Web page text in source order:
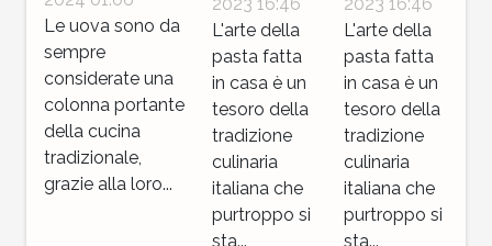
Sorprendere
i Tuoi Ospiti
Le uova sono da
sempre
considerate una
colonna portante
della cucina
tradizionale,
grazie alla loro...
fatta in
casa
2023 16:46
L'arte della
pasta fatta
in casa è un
tesoro della
tradizione
culinaria
italiana che
purtroppo si
sta...
fatta in
casa
2023 16:46
L'arte della
pasta fatta
in casa è un
tesoro della
tradizione
culinaria
italiana che
purtroppo si
sta...